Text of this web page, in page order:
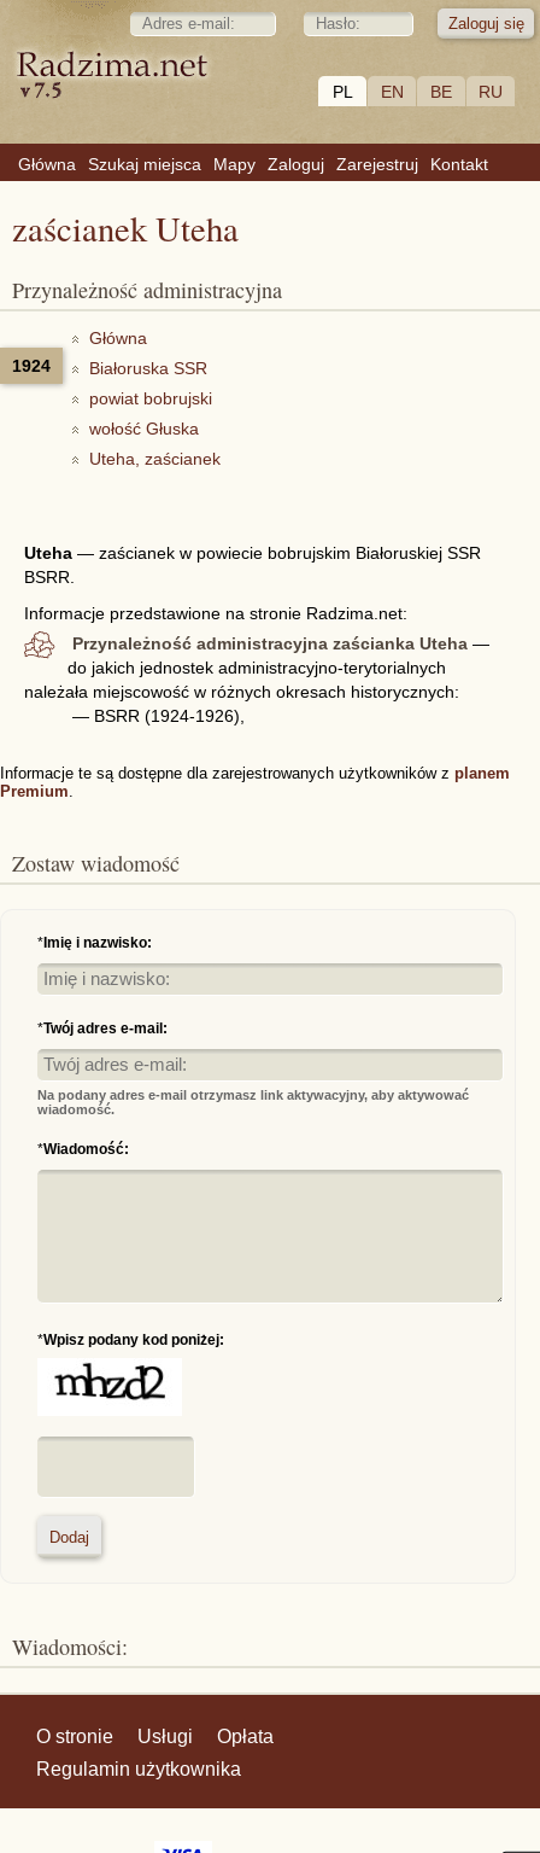
PL EN BE RU
Główna Szukaj miejsca Mapy Zaloguj Zarejestruj Kontakt
zaścianek Uteha
Przynależność administracyjna
1924
Główna
Białoruska SSR
powiat bobrujski
wołość Głuska
Uteha, zaścianek
Uteha — zaścianek w powiecie bobrujskim Białoruskiej SSR
BSRR.
Informacje przedstawione na stronie Radzima.net:
Przynależność administracyjna zaścianka Uteha —
do jakich jednostek administracyjno-terytorialnych
należała miejscowość w różnych okresach historycznych:
— BSRR (1924-1926),
Informacje te są dostępne dla zarejestrowanych użytkowników z planem
Premium.
Zostaw wiadomość
* Imię i nazwisko:
*Twój adres e-mail:
Na podany adres e-mail otrzymasz link aktywacyjny, aby aktywować
wiadomość.
*Wiadomość:
*Wpisz podany kod poniżej:
Wiadomości:
O stronie Usługi
Opłata
Regulamin użytkownika